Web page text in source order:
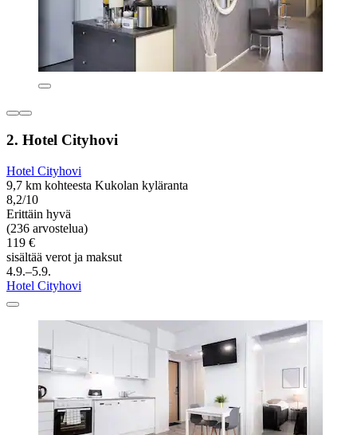
2. Hotel Cityhovi
Hotel Cityhovi
9,7 km kohteesta Kukolan kyläranta
8,2/10
Erittäin hyvä
(236 arvostelua)
119 €
sisältää verot ja maksut
4.9.–5.9.
Hotel Cityhovi